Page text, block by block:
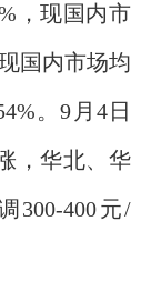
，现国内市
国内市场均
。9月4日
，华北、华
300-400元/